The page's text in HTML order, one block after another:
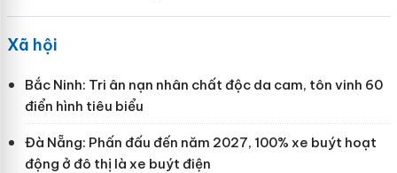
Xã hội
Bắc Ninh: Tri ân nạn nhân chất độc da cam, tôn vinh 60
điển hình tiêu biểu
Đà Nẵng: Phấn đấu đến năm 2027, 100% xe buýt hoạt
động ở đô thị là xe buýt điện